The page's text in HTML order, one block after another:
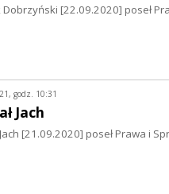
Dobrzyński [22.09.2020] poseł
godz. 10:31
Jach
[21.09.2020] poseł Prawa i